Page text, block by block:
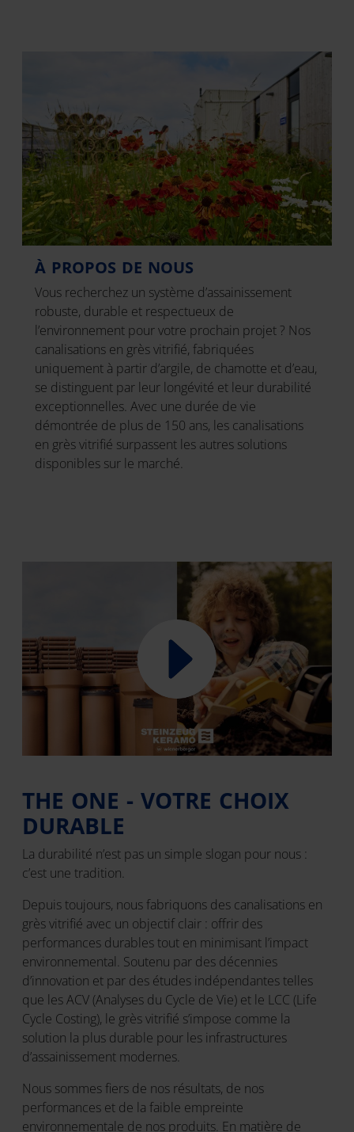
À PROPOS DE NOUS
Vous recherchez un système d’assainissement
robuste, durable et respectueux de
l’environnement pour votre prochain projet ? Nos
canalisations en grès vitrifié, fabriquées
uniquement à partir d’argile, de chamotte et d’eau,
se distinguent par leur longévité et leur durabilité
exceptionnelles. Avec une durée de vie
démontrée de plus de 150 ans, les canalisations
en grès vitrifié surpassent les autres solutions
disponibles sur le marché.
THE ONE - VOTRE CHOIX
DURABLE
La durabilité n’est pas un simple slogan pour nous :
c’est une tradition.
Depuis toujours, nous fabriquons des canalisations en
grès vitrifié avec un objectif clair : offrir des
performances durables tout en minimisant l’impact
environnemental. Soutenu par des décennies
d’innovation et par des études indépendantes telles
que les ACV (Analyses du Cycle de Vie) et le LCC (Life
Cycle Costing), le grès vitrifié s’impose comme la
solution la plus durable pour les infrastructures
d’assainissement modernes.
Nous sommes fiers de nos résultats, de nos
performances et de la faible empreinte
environnementale de nos produits. En matière de